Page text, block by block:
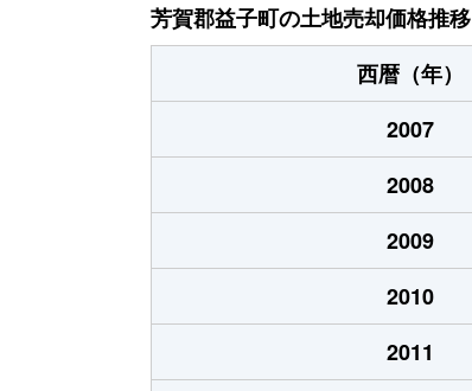
大字山本
140万円
芳賀郡益子町の土地売却価格推移
西暦（年）
2007
2008
2009
2010
2011